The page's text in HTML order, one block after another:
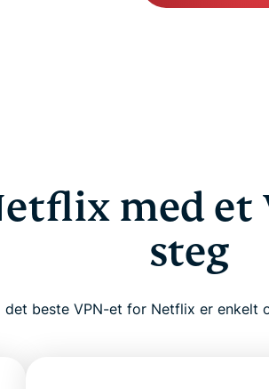
med et
steg
beste VPN-et for Netflix er enkelt